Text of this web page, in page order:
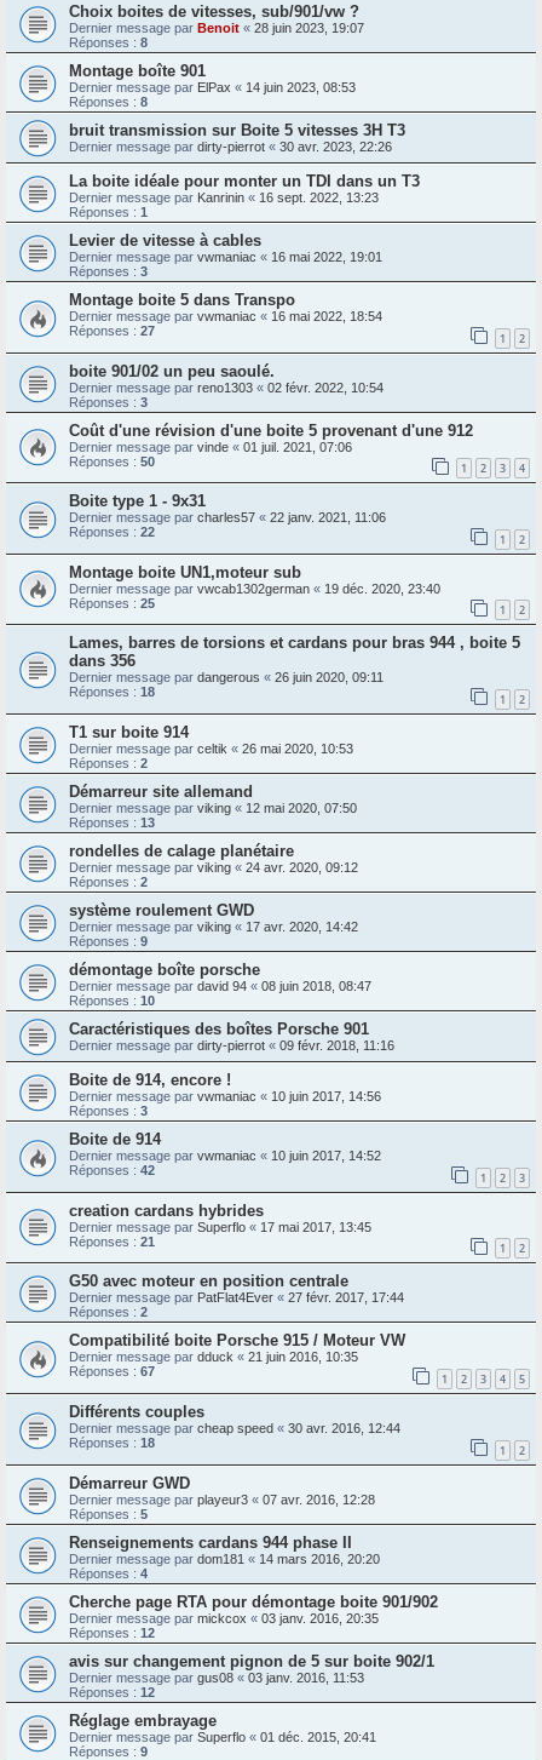
Choix boites de vitesses, sub/901/vw ?
Dernier message par Benoit « 28 juin 2023, 19:07
Réponses : 8
Montage boîte 901
Dernier message par ElPax « 14 juin 2023, 08:53
Réponses : 8
bruit transmission sur Boite 5 vitesses 3H T3
Dernier message par dirty-pierrot « 30 avr. 2023, 22:26
La boite idéale pour monter un TDI dans un T3
Dernier message par Kanrinin « 16 sept. 2022, 13:23
Réponses : 1
Levier de vitesse à cables
Dernier message par vwmaniac « 16 mai 2022, 19:01
Réponses : 3
Montage boite 5 dans Transpo
Dernier message par vwmaniac « 16 mai 2022, 18:54
Réponses : 27 1 2
boite 901/02 un peu saoulé.
Dernier message par reno1303 « 02 févr. 2022, 10:54
Réponses : 3
Coût d'une révision d'une boite 5 provenant d'une 912
Dernier message par vinde « 01 juil. 2021, 07:06
Réponses : 50 1 2 3 4
Boite type 1 - 9x31
Dernier message par charles57 « 22 janv. 2021, 11:06
Réponses : 22 1 2
Montage boite UN1,moteur sub
Dernier message par vwcab1302german « 19 déc. 2020, 23:40
Réponses : 25 1 2
Lames, barres de torsions et cardans pour bras 944 , boite 5
dans 356
Dernier message par dangerous « 26 juin 2020, 09:11
Réponses : 18 1 2
T1 sur boite 914
Dernier message par celtik « 26 mai 2020, 10:53
Réponses : 2
Démarreur site allemand
Dernier message par viking « 12 mai 2020, 07:50
Réponses : 13
rondelles de calage planétaire
Dernier message par viking « 24 avr. 2020, 09:12
Réponses : 2
système roulement GWD
Dernier message par viking « 17 avr. 2020, 14:42
Réponses : 9
démontage boîte porsche
Dernier message par david 94 « 08 juin 2018, 08:47
Réponses : 10
Caractéristiques des boîtes Porsche 901
Dernier message par dirty-pierrot « 09 févr. 2018, 11:16
Boite de 914, encore !
Dernier message par vwmaniac « 10 juin 2017, 14:56
Réponses : 3
Boite de 914
Dernier message par vwmaniac « 10 juin 2017, 14:52
Réponses : 42 1 2 3
creation cardans hybrides
Dernier message par Superflo « 17 mai 2017, 13:45
Réponses : 21 1 2
G50 avec moteur en position centrale
Dernier message par PatFlat4Ever « 27 févr. 2017, 17:44
Réponses : 2
Compatibilité boite Porsche 915 / Moteur VW
Dernier message par dduck « 21 juin 2016, 10:35
Réponses : 67 1 2 3 4 5
Différents couples
Dernier message par cheap speed « 30 avr. 2016, 12:44
Réponses : 18 1 2
Démarreur GWD
Dernier message par playeur3 « 07 avr. 2016, 12:28
Réponses : 5
Renseignements cardans 944 phase II
Dernier message par dom181 « 14 mars 2016, 20:20
Réponses : 4
Cherche page RTA pour démontage boite 901/902
Dernier message par mickcox « 03 janv. 2016, 20:35
Réponses : 12
avis sur changement pignon de 5 sur boite 902/1
Dernier message par gus08 « 03 janv. 2016, 11:53
Réponses : 12
Réglage embrayage
Dernier message par Superflo « 01 déc. 2015, 20:41
Réponses : 9